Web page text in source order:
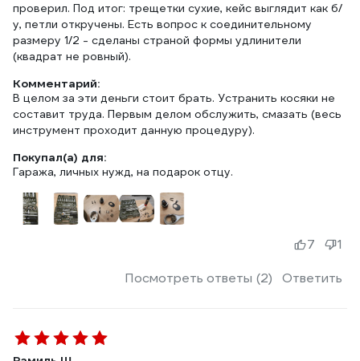
проверил. Под итог: трещетки сухие, кейс выглядит как б/
у, петли откручены. Есть вопрос к соединительному
размеру 1/2 - сделаны страной формы удлинители
(квадрат не ровный).
Комментарий:
В целом за эти деньги стоит брать. Устранить косяки не
составит труда. Первым делом обслужить, смазать (весь
инструмент проходит данную процедуру).
Покупал(а) для:
Гаража, личных нужд, на подарок отцу.
Посмотреть ответы (2) Ответить
7 1